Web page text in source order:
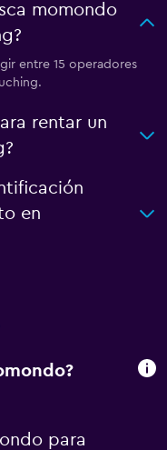
momondo
entre 15 operadores
rentar un
en
para